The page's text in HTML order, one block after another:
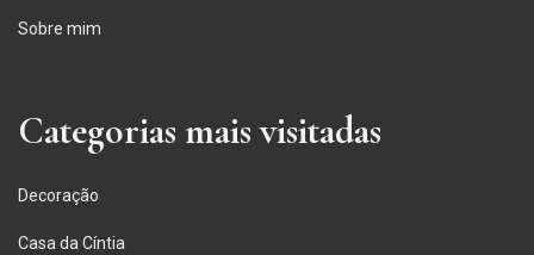
Sobre mim
Categorias mais visitadas
Decoração
Casa da Cíntia